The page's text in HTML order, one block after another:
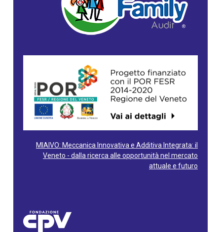
MIAIVO: Meccanica Innovativa e Additiva Integrata: il
Veneto - dalla ricerca alle opportunità nel mercato
attuale e futuro